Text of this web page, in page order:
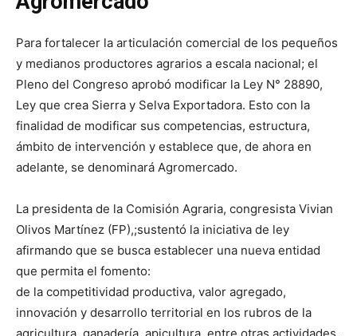
Para fortalecer la articulación comercial de los pequeños
y medianos productores agrarios a escala nacional; el
Pleno del Congreso aprobó modificar la Ley N° 28890,
Ley que crea Sierra y Selva Exportadora. Esto con la
finalidad de modificar sus competencias, estructura,
ámbito de intervención y establece que, de ahora en
adelante, se denominará Agromercado.
La presidenta de la Comisión Agraria, congresista Vivian
Olivos Martínez (FP),;sustentó la iniciativa de ley
afirmando que se busca establecer una nueva entidad
que permita el fomento:
de la competitividad productiva, valor agregado,
innovación y desarrollo territorial en los rubros de la
agricultura, ganadería, apicultura, entre otras actividades.